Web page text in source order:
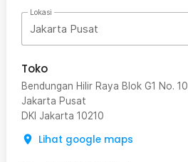
Lokasi
Jakarta Pusat
Toko
Bendungan Hilir Raya Blok G1 No. 10
Jakarta Pusat
DKI Jakarta 10210
Lihat google maps